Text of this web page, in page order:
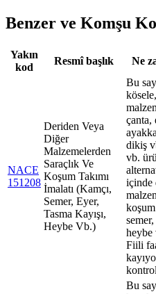
Benzer ve Komşu
Yakın
kod
Resmî başlık Ne
NACE
151208
Deriden Veya
Diğer
Malzemelerden
Saraçlık Ve
Koşum Takımı
İmalatı (Kamçı,
Semer, Eyer,
Tasma Kayışı,
Heybe Vb.)
Bu
çanta,
dikiş
vb.
içinde
koşum
semer,
heybe
Fiili
Bu